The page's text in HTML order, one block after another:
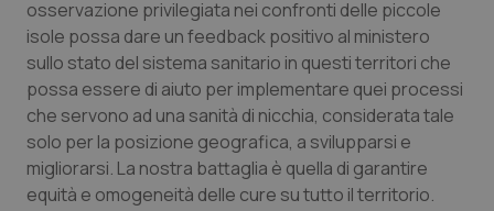
Provincia Autonoma di Trento
Puglia
Sardegna
Ipertensione & Scompenso
Malattie rare
Malattia di Crohn & Rettocolite Ulcerosa
osservazione privilegiata nei confronti delle piccole
isole possa dare un feedback positivo al ministero
sullo stato del sistema sanitario in questi territori che
possa essere di aiuto per implementare quei processi
che servono ad una sanità di nicchia, considerata tale
solo per la posizione geografica, a svilupparsi e
migliorarsi. La nostra battaglia è quella di garantire
equità e omogeneità delle cure su tutto il territorio.